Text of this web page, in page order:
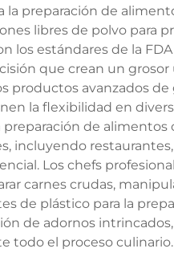
preparación de
libres de polvo para
los estándares de la
que crean un
avanzados de
la flexibilidad en
de alimentos
incluyendo
Los chefs
carnes crudas,
de plástico para la
de adornos
todo el proceso culinario.